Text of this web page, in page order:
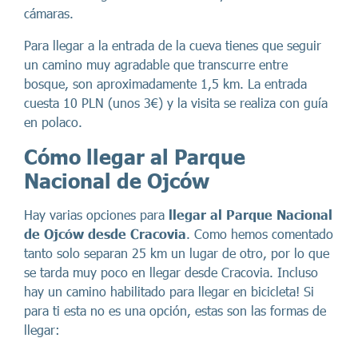
cámaras.
Para llegar a la entrada de la cueva tienes que seguir
un camino muy agradable que transcurre entre
bosque, son aproximadamente 1,5 km. La entrada
cuesta 10 PLN (unos 3€) y la visita se realiza con guía
en polaco.
Cómo llegar al Parque
Nacional de Ojców
Hay varias opciones para llegar al Parque Nacional
de Ojców desde Cracovia. Como hemos comentado
tanto solo separan 25 km un lugar de otro, por lo que
se tarda muy poco en llegar desde Cracovia. Incluso
hay un camino habilitado para llegar en bicicleta! Si
para ti esta no es una opción, estas son las formas de
llegar: